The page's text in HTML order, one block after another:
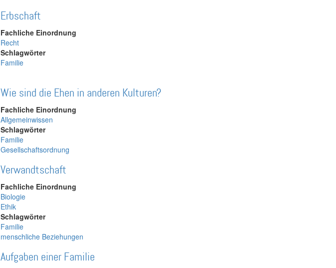
Erbschaft
Fachliche Einordnung
Recht
Schlagwörter
Familie
Wie sind die Ehen in anderen Kulturen?
Fachliche Einordnung
Allgemeinwissen
Schlagwörter
Familie
Gesellschaftsordnung
Verwandtschaft
Fachliche Einordnung
Biologie
Ethik
Schlagwörter
Familie
menschliche Beziehungen
Aufgaben einer Familie